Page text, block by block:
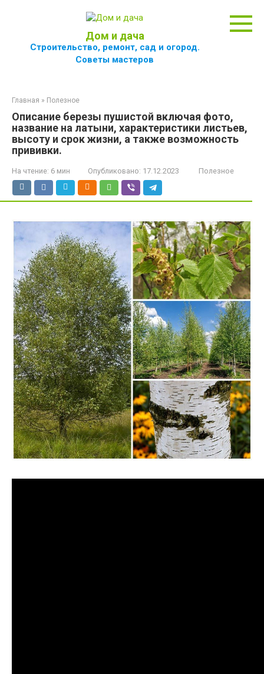
Дом и дача
Строительство, ремонт, сад и огород.
Советы мастеров
Главная » Полезное
Описание березы пушистой включая фото,
название на латыни, характеристики листьев,
высоту и срок жизни, а также возможность
прививки.
На чтение: 6 мин Опубликовано: 17.12.2023 Полезное